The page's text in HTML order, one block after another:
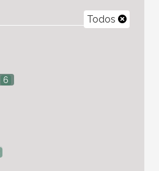
Todos
6